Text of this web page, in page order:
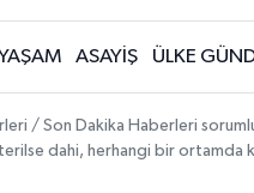
ASAYİŞ ÜLKE
/ Son Dakika Haberleri
dahi, herhangi bir ortamda